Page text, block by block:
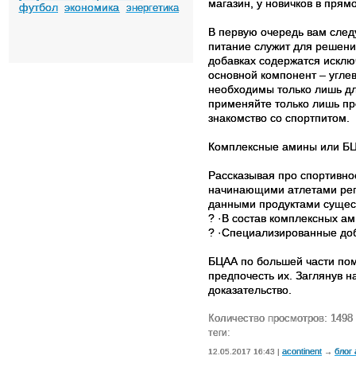
футбол экономика энергетика
магазин, у новичков в
В первую очередь вам
питание служит для
добавках содержатся
основной компонент –
необходимы только лишь
применяйте только лишь
знакомство со спортпитом.
Комплексные амины или
Рассказывая про
начинающими атлетами
данными продуктами
? ·В состав комплексных
? ·Специализированные
БЦАА по большей части
предпочесть их. Заглянув
доказательство.
Количество просмотров: 1498
теги:
12.05.2017 16:43 | acontinent → блог